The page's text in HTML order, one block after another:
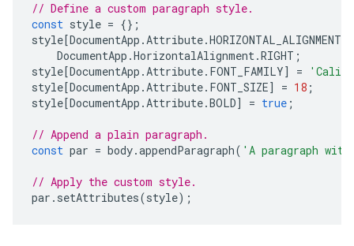
// Define a custom paragraph style.
const style = {};
style[DocumentApp .Attribute.HORIZONTAL_ALIGNMENT
DocumentApp .HorizontalAlignment.RIGHT ;
style[DocumentApp .Attribute. FONT_FAMILY] =
style[DocumentApp .Attribute. FONT_SIZE] = 18 ;
style[DocumentApp .Attribute.BOLD] = true ;
// Append a plain paragraph.
const par = body.appendParagraph( 'A paragraph
// Apply the custom style.
par . setAttributes(style);